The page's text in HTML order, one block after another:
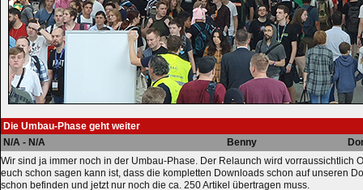
Die Umbau-Phase geht weiter
N/A - N/A
Benny
Wir sind ja immer noch in der Umbau-Phase. Der Relaunch wird vorraussichtlich
euch schon sagen kann ist, dass die kompletten Downloads schon auf unseren
schon befinden und jetzt nur noch die ca. 250 Artikel übertragen muss.